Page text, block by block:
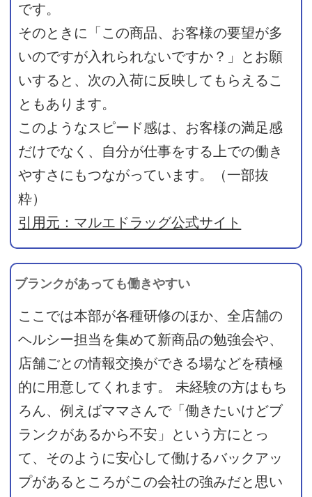
です。
そのときに「この商品、お客様の要望が多
いのですが入れられないですか？」とお願
いすると、次の入荷に反映してもらえるこ
ともあります。
このようなスピード感は、お客様の満足感
だけでなく、自分が仕事をする上での働き
やすさにもつながっています。（一部抜
粋）
引用元：マルエドラッグ公式サイト
ブランクがあっても働きやすい
ここでは本部が各種研修のほか、全店舗の
ヘルシー担当を集めて新商品の勉強会や、
店舗ごとの情報交換ができる場などを積極
的に用意してくれます。 未経験の方はもち
ろん、例えばママさんで「働きたいけどブ
ランクがあるから不安」という方にとっ
て、そのように安心して働けるバックアッ
プがあるところがこの会社の強みだと思い